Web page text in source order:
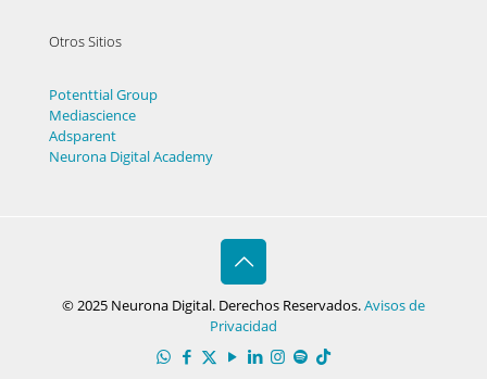
Otros Sitios
Potenttial Group
Mediascience
Adsparent
Neurona Digital Academy
© 2025 Neurona Digital. Derechos Reservados.Avisos de
Privacidad